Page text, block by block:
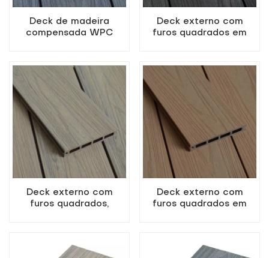
Deck de madeira
compensada WPC
com furos quadrados
Deck externo com
furos quadrados em
Deck externo com
furos quadrados,
Deck externo com
furos quadrados em